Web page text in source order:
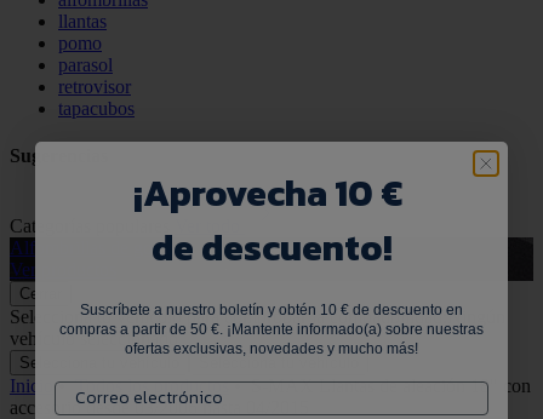
llantas
pomo
parasol
retrovisor
tapacubos
Sugerencias
Categorías populares
Alfombrillas de goma
Ver productos
Cerrar
Selecciona tu vehículo para comprobar la compatibilidad:Ningún
vehículo seleccionado
Selecciona tu vehículo Selecciona tu vehículo
Inicio • Todos los productos• S-MAX Llantas de aleación 18" con
accesorio desde 03/2006 hasta 04/2015
¡Aprovecha 10 €
de descuento!
Suscríbete a nuestro boletín y obtén 10 € de descuento en
compras a partir de 50 €. ¡Mantente informado(a) sobre nuestras
ofertas exclusivas, novedades y mucho más!